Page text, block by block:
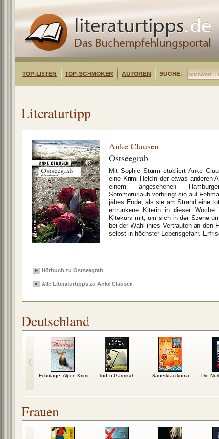
TOP-LISTEN TOP-SCHMÖKER AUTOREN SUCHE:
Literaturtipp
Anke Clausen
Ostseegrab
Mit Sophie Sturm etabliert Anke
eine Krimi-Heldin der etwas anderen
einem angesehenen
Sommerurlaub verbringt sie auf
jähes Ende, als sie am Strand eine
ertrunkene Kiterin in dieser
Kitekurs mit, um sich in der Szene
bei der Wahl ihres Vertrauten an den
selbst in höchster Lebensgefahr.
Hörbuch zu Ostseegrab
Alle Literaturtipps zu Anke Clausen
Deutschland
Föhnlage: Alpen-Krimi Tod in Garmisch Sauerkrautkoma Die
Frauen